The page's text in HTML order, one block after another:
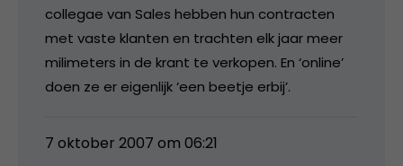
collegae van Sales hebben hun contracten
met vaste klanten en trachten elk jaar meer
milimeters in de krant te verkopen. En ‘online’
doen ze er eigenlijk ‘een beetje erbij’.
7 oktober 2007 om 06:21